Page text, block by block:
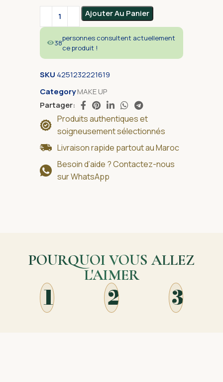
Ajouter Au Panier
Alternative:
38
personnes consultent actuellement
ce produit !
SKU 4251232221619
CategoryMAKE UP
Partager:
Produits authentiques et
soigneusement sélectionnés
Livraison rapide partout au Maroc
Besoin d’aide ? Contactez-nous
sur WhatsApp
POURQUOI VOUS ALLEZ
L'AIMER
1 2 3